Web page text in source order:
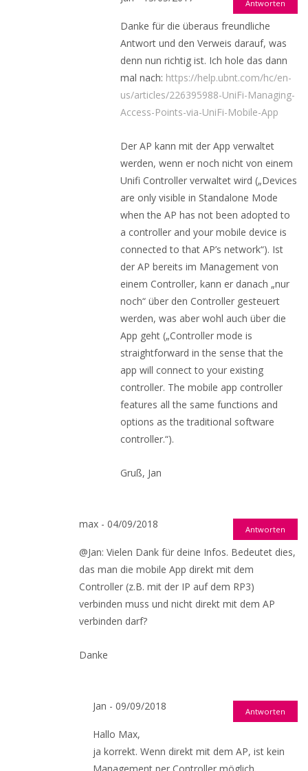
Antworten
Danke für die überaus freundliche
Antwort und den Verweis darauf, was
denn nun richtig ist. Ich hole das dann
mal nach: https://help.ubnt.com/hc/en-
us/articles/226395988-UniFi-Managing-
Access-Points-via-UniFi-Mobile-App
Der AP kann mit der App verwaltet
werden, wenn er noch nicht von einem
Unifi Controller verwaltet wird („Devices
are only visible in Standalone Mode
when the AP has not been adopted to
a controller and your mobile device is
connected to that AP’s network“). Ist
der AP bereits im Management von
einem Controller, kann er danach „nur
noch“ über den Controller gesteuert
werden, was aber wohl auch über die
App geht („Controller mode is
straightforward in the sense that the
app will connect to your existing
controller. The mobile app controller
features all the same functions and
options as the traditional software
controller.“).
Gruß, Jan
max - 04/09/2018 Antworten
@Jan: Vielen Dank für deine Infos. Bedeutet dies,
das man die mobile App direkt mit dem
Controller (z.B. mit der IP auf dem RP3)
verbinden muss und nicht direkt mit dem AP
verbinden darf?
Danke
Jan - 09/09/2018 Antworten
Hallo Max,
ja korrekt. Wenn direkt mit dem AP, ist kein